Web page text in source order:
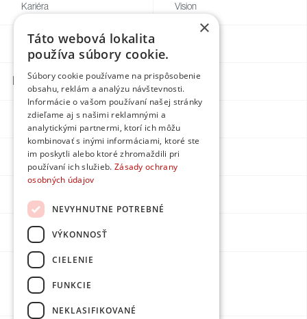
Kariéra
Blog
Vision
Kontakty
Facebook
Instagram
Youtube
DPMarketing
×
Táto webová lokalita
používa súbory cookie.
Súbory cookie používame na prispôsobenie
obsahu, reklám a analýzu návštevnosti.
Informácie o vašom používaní našej stránky
zdieľame aj s našimi reklamnými a
analytickými partnermi, ktorí ich môžu
kombinovať s inými informáciami, ktoré ste
im poskytli alebo ktoré zhromaždili pri
používaní ich služieb. Zásady ochrany
osobných údajov
NEVYHNUTNE POTREBNÉ
VÝKONNOSŤ
CIELENIE
FUNKCIE
NEKLASIFIKOVANÉ